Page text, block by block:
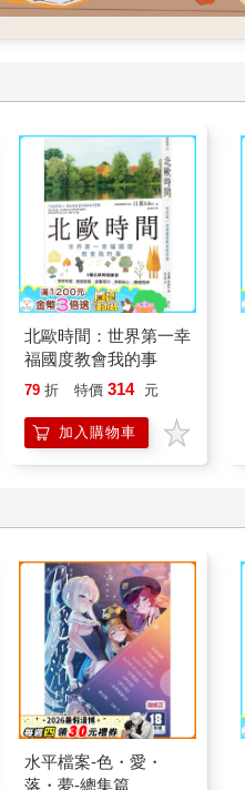
北歐時間：世界第一幸
福國度教會我的事
79 折 特價 314 元
加入購物車
水平檔案-色・愛・
落・夢-總集篇